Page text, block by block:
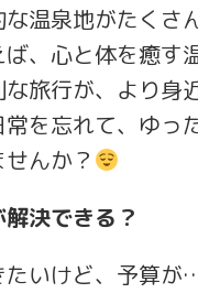
温泉地がたくさ
、心と体を癒す
旅行が、より身
を忘れて、ゆっ
んか？
決できる？
たいけど、予算